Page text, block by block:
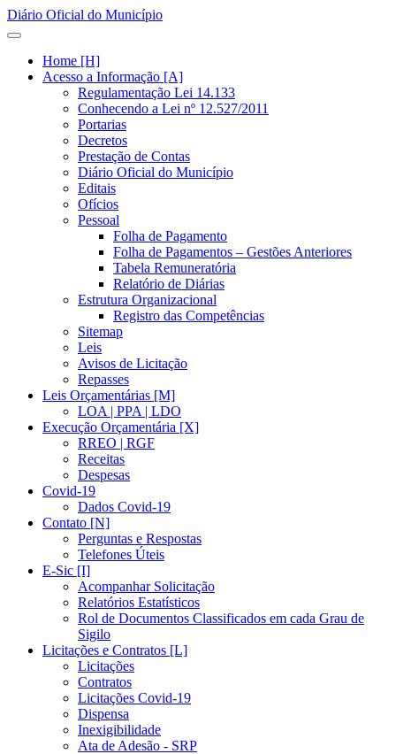
Diário Oficial do Município
Home [H]
Acesso a Informação [A]
Regulamentação Lei 14.133
Conhecendo a Lei nº 12.527/2011
Portarias
Decretos
Prestação de Contas
Diário Oficial do Município
Editais
Ofícios
Pessoal
Folha de Pagamento
Folha de Pagamentos – Gestões Anteriores
Tabela Remuneratória
Relatório de Diárias
Estrutura Organizacional
Registro das Competências
Sitemap
Leis
Avisos de Licitação
Repasses
Leis Orçamentárias [M]
LOA | PPA | LDO
Execução Orçamentária [X]
RREO | RGF
Receitas
Despesas
Covid-19
Dados Covid-19
Contato [N]
Perguntas e Respostas
Telefones Úteis
E-Sic [I]
Acompanhar Solicitação
Relatórios Estatísticos
Rol de Documentos Classificados em cada Grau de
Sigilo
Licitações e Contratos [L]
Licitações
Contratos
Licitações Covid-19
Dispensa
Inexigibilidade
Ata de Adesão - SRP